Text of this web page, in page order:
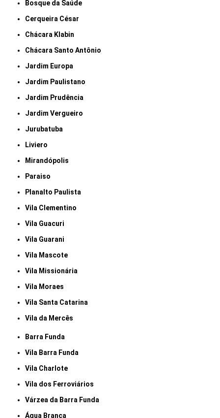
Bosque da Saúde
Cerqueira César
Chácara Klabin
Chácara Santo Antônio
Jardim Europa
Jardim Paulistano
Jardim Prudência
Jardim Vergueiro
Jurubatuba
Liviero
Mirandópolis
Paraiso
Planalto Paulista
Vila Clementino
Vila Guacuri
Vila Guarani
Vila Mascote
Vila Missionária
Vila Moraes
Vila Santa Catarina
Vila da Mercês
Barra Funda
Vila Barra Funda
Vila Charlote
Vila dos Ferroviários
Várzea da Barra Funda
Água Branca